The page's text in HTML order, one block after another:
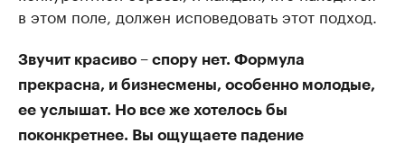
в этом поле, должен исповедовать этот подход.
Звучит красиво – спору нет. Формула
прекрасна, и бизнесмены, особенно молодые,
ее услышат. Но все же хотелось бы
поконкретнее. Вы ощущаете падение